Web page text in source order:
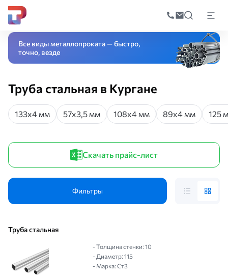
по
Главная
Все виды металлопроката — быстро,
точно, везде
Труба стальная в Кургане
133х4 мм 57х3,5 мм 108х4 мм 89х4 мм 125
Скачать прайс-лист
Фильтры
Труба стальная
- Толщина стенки: 10
- Диаметр: 115
- Марка: Ст3